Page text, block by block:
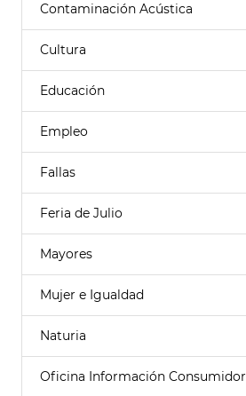
Contaminación Acústica
Cultura
Educación
Empleo
Fallas
Feria de Julio
Mayores
Mujer e Igualdad
Naturia
Oficina Información Consumidor